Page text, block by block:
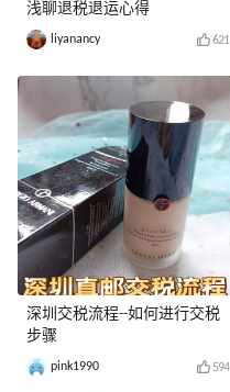
浅聊退税退运心得
liyanancy 621
深圳交税流程--如何进行交税
步骤
pink1990 594